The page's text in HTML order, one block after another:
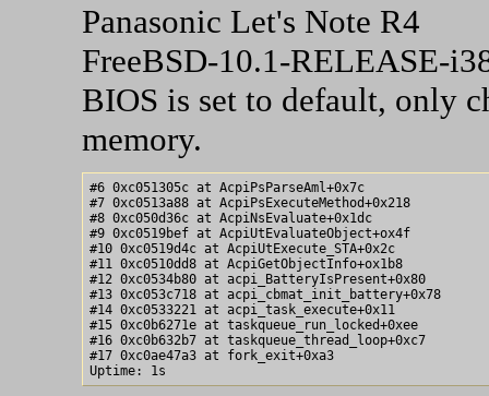
Panasonic Let's Note R4
FreeBSD-10.1-RELEASE-
BIOS is set to default, only
memory.
#6 0xc051305c at AcpiPsParseAml+0x7c
#7 0xc0513a88 at AcpiPsExecuteMethod+0x218
#8 0xc050d36c at AcpiNsEvaluate+0x1dc
#9 0xc0519bef at AcpiUtEvaluateObject+ox4f
#10 0xc0519d4c at AcpiUtExecute_STA+0x2c
#11 0xc0510dd8 at AcpiGetObjectInfo+ox1b8
#12 0xc0534b80 at acpi_BatteryIsPresent+0x80
#13 0xc053c718 at acpi_cbmat_init_battery+0x78
#14 0xc0533221 at acpi_task_execute+0x11
#15 0xc0b6271e at taskqueue_run_locked+0xee
#16 0xc0b632b7 at taskqueue_thread_loop+0xc7
#17 0xc0ae47a3 at fork_exit+0xa3